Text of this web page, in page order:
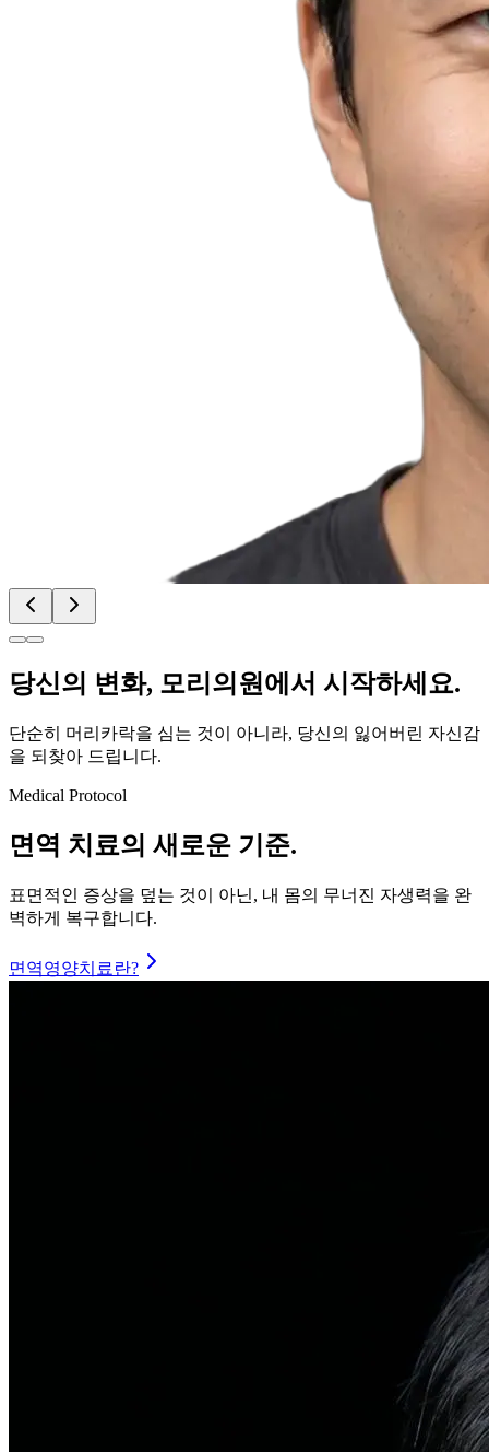
당신의
단순히 머리카락을 심는 것이 아니라, 당신의 잃어버린 자신감
Medical Protocol
면역 치료의
표면적인 증상을 덮는 것이 아닌, 내 몸의 무너진 자생력을 완
면역영양치료란?